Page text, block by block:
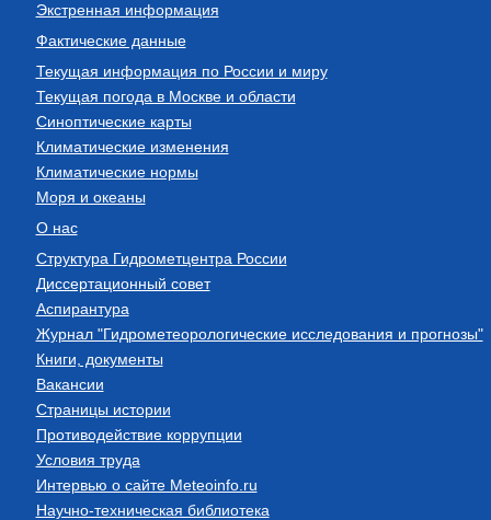
Экстренная информация
Фактические данные
Текущая информация по России и миру
Текущая погода в Москве и области
Синоптические карты
Климатические изменения
Климатические нормы
Моря и океаны
О нас
Структура Гидрометцентра России
Диссертационный совет
Аспирантура
Журнал "Гидрометеорологические исследования и прогнозы"
Книги, документы
Вакансии
Страницы истории
Противодействие коррупции
Условия труда
Интервью о сайте Meteoinfo.ru
Научно-техническая библиотека